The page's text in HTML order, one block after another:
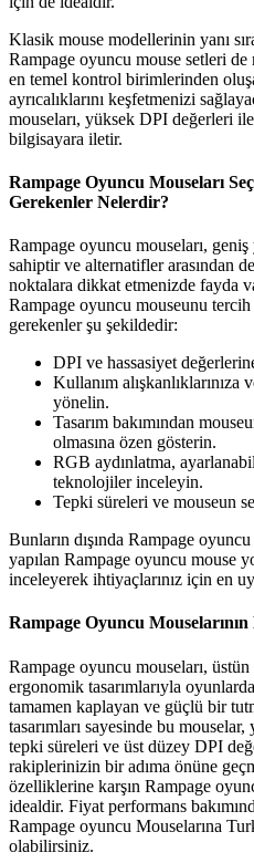
Klasik mouse modellerinin yanı
Rampage oyuncu mouse setleri
en temel kontrol birimlerinden
ayrıcalıklarını keşfetmenizi
mouseları, yüksek DPI değerleri
bilgisayara iletir.
Rampage Oyuncu Mouseları
Gerekenler Nelerdir?
Rampage oyuncu mouseları,
sahiptir ve alternatifler arasından
noktalara dikkat etmenizde fayda
Rampage oyuncu mouseunu
gerekenler şu şekildedir:
DPI ve hassasiyet
Kullanım alışkanlıklarınıza
yönelin.
Tasarım bakımından
olmasına özen gösterin.
RGB aydınlatma,
teknolojiler inceleyin.
Tepki süreleri ve mouseun
Bunların dışında Rampage
yapılan Rampage oyuncu mouse
inceleyerek ihtiyaçlarınız için en
Rampage Oyuncu Mouselarının
Rampage oyuncu mouseları,
ergonomik tasarımlarıyla
tamamen kaplayan ve güçlü bir
tasarımları sayesinde bu
tepki süreleri ve üst düzey DPI
rakiplerinizin bir adıma önüne
özelliklerine karşın Rampage
idealdir. Fiyat performans
Rampage oyuncu Mouselarına
olabilirsiniz.